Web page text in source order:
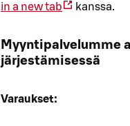
in a new tab
kanssa.
Myyntipalvelumme
järjestämisessä
Varaukset: